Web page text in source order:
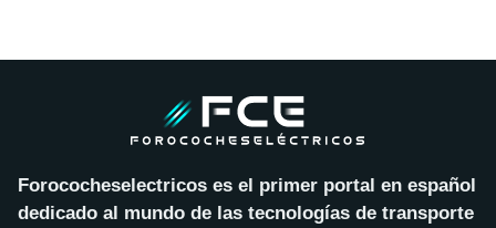
Forococheselectricos es el primer portal en español
dedicado al mundo de las tecnologías de transporte